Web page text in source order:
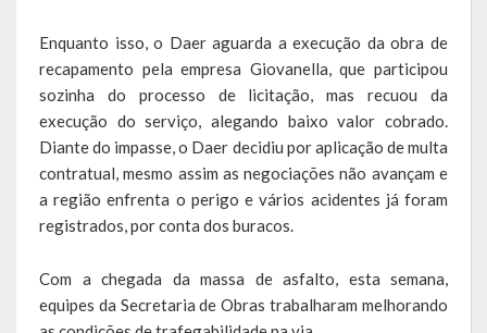
Transportes e Trânsito
Geral do Governo
Cultura e Turismo
Pontos Turísticos
Hospedagem
Enquanto isso, o Daer aguarda a execução da obra de
recapamento pela empresa Giovanella, que participou
sozinha do processo de licitação, mas recuou da
execução do serviço, alegando baixo valor cobrado.
Diante do impasse, o Daer decidiu por aplicação de multa
contratual, mesmo assim as negociações não avançam e
a região enfrenta o perigo e vários acidentes já foram
registrados, por conta dos buracos.
Com a chegada da massa de asfalto, esta semana,
equipes da Secretaria de Obras trabalharam melhorando